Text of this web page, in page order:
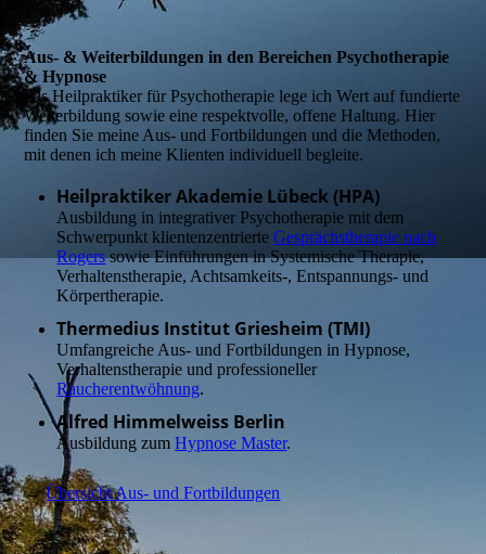
Aus- & Weiterbildungen in den Bereichen Psychotherapie
& Hypnose
Als Heilpraktiker für Psychotherapie lege ich Wert auf fundierte
Weiterbildung sowie eine respektvolle, offene Haltung. Hier
finden Sie meine Aus- und Fortbildungen und die Methoden,
mit denen ich meine Klienten individuell begleite.
Heilpraktiker Akademie Lübeck (HPA)
Ausbildung in integrativer Psychotherapie mit dem
Schwerpunkt klientenzentrierteGesprächstherapie nach
Rogerssowie Einführungen in Systemische Therapie,
Verhaltenstherapie, Achtsamkeits-, Entspannungs- und
Körpertherapie.
Thermedius Institut Griesheim (TMI)
Umfangreiche Aus- und Fortbildungen in Hypnose,
Verhaltenstherapie und professioneller
Raucherentwöhnung.
Alfred Himmelweiss Berlin
Ausbildung zumHypnose Master.
→Übersicht Aus- und Fortbildungen